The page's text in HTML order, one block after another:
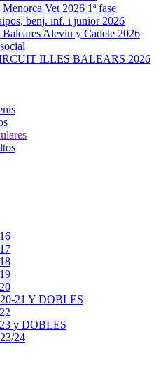
Vet 2026 1ª fase
benj. inf. i junior 2026
Baleares Alevin y Cadete 2026
ILLES BALEARS 2026
21 Y DOBLES
y DOBLES
24